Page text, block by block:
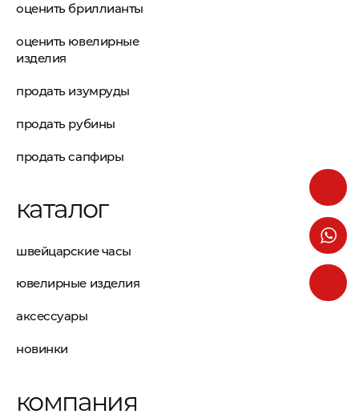
оценить бриллианты
оценить ювелирные
изделия
продать изумруды
продать рубины
продать сапфиры
каталог
швейцарские часы
ювелирные изделия
аксессуары
новинки
компания